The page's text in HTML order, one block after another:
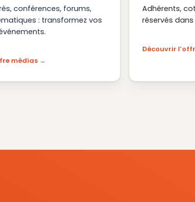
conférences, forums,
: transformez vos
médias
Adhérents,
réservés
Découvrir